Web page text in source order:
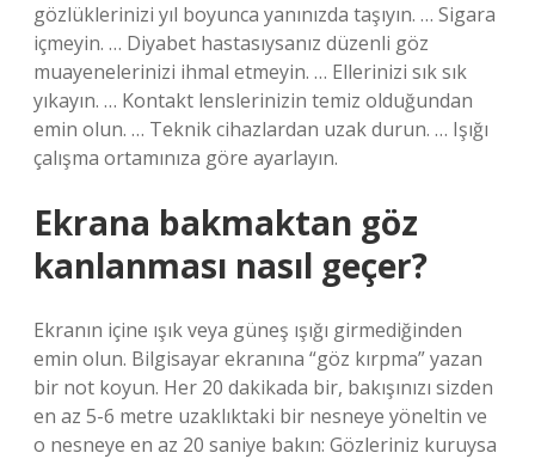
gözlüklerinizi yıl boyunca yanınızda taşıyın. … Sigara
içmeyin. … Diyabet hastasıysanız düzenli göz
muayenelerinizi ihmal etmeyin. … Ellerinizi sık sık
yıkayın. … Kontakt lenslerinizin temiz olduğundan
emin olun. … Teknik cihazlardan uzak durun. … Işığı
çalışma ortamınıza göre ayarlayın.
Ekrana bakmaktan göz
kanlanması nasıl geçer?
Ekranın içine ışık veya güneş ışığı girmediğinden
emin olun. Bilgisayar ekranına “göz kırpma” yazan
bir not koyun. Her 20 dakikada bir, bakışınızı sizden
en az 5-6 metre uzaklıktaki bir nesneye yöneltin ve
o nesneye en az 20 saniye bakın: Gözleriniz kuruysa